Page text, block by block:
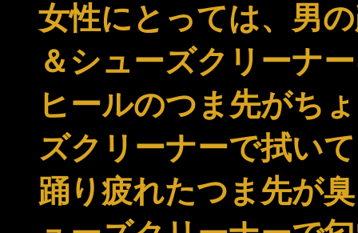
女性にとっては、男
＆シューズクリーナ
ヒールのつま先がち
ズクリーナーで拭い
踊り疲れたつま先が